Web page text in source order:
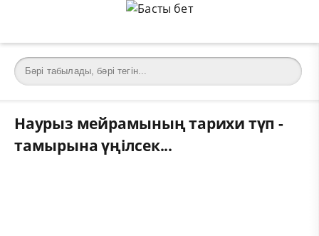
Наурыз мейрамының тарихи түп -
тамырына үңілсек...